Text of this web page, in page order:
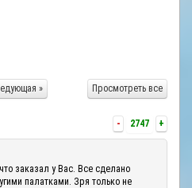
Просмотреть все
»
- 2747 +
заказал у Вас. Все сделано
палатками. Зря только не